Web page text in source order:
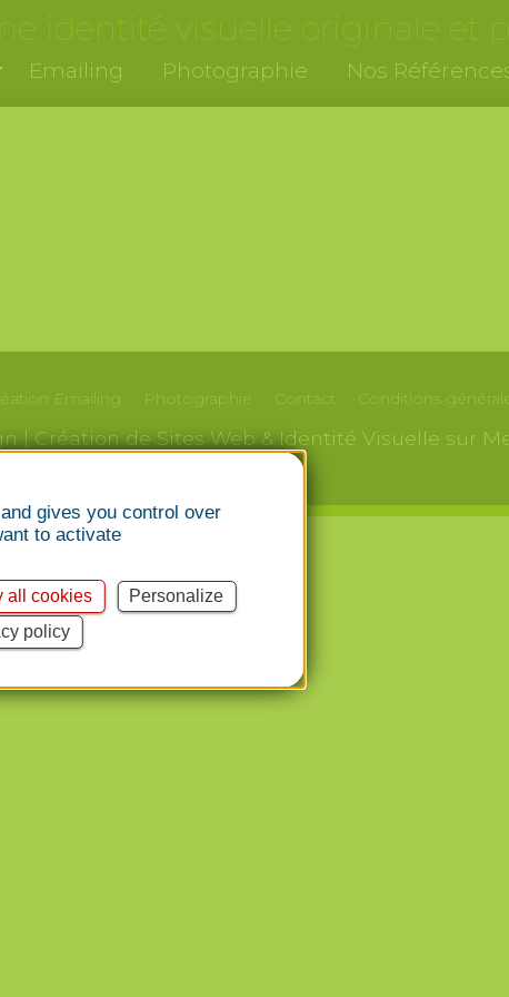
identité visuelle originale et
Emailing Photographie Nos
Emailing Photographie Contact Conditions
| Création de Sites Web & Identité Visuelle sur
gives you control over
to activate
all cookies
Personalize
policy